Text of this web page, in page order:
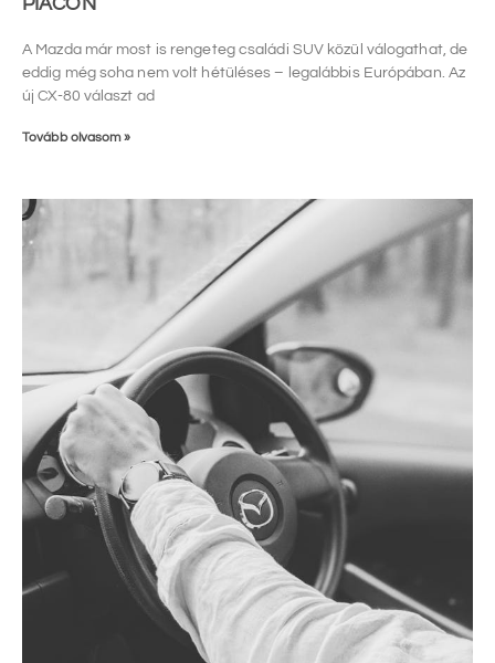
A Mazda már most is rengeteg családi SUV közül válogathat, de
eddig még soha nem volt hétüléses – legalábbis Európában. Az
új CX-80 választ ad
Tovább olvasom »